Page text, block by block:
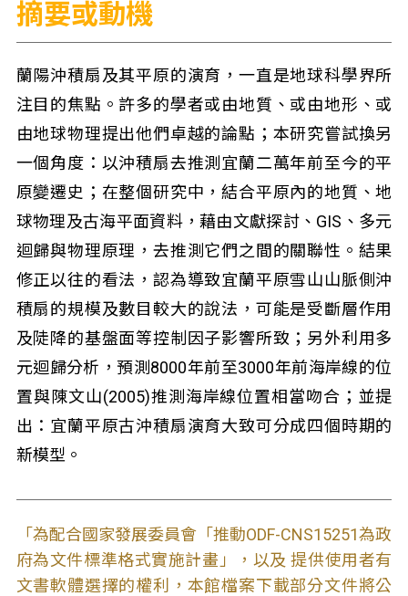
摘要或動機
蘭陽沖積扇及其平原的演育，一直是地球科學界所
注目的焦點。許多的學者或由地質、或由地形、或
由地球物理提出他們卓越的論點；本研究嘗試換另
一個角度：以沖積扇去推測宜蘭二萬年前至今的平
原變遷史；在整個研究中，結合平原內的地質、地
球物理及古海平面資料，藉由文獻探討、GIS、多元
迴歸與物理原理，去推測它們之間的關聯性。結果
修正以往的看法，認為導致宜蘭平原雪山山脈側沖
積扇的規模及數目較大的說法，可能是受斷層作用
及陡降的基盤面等控制因子影響所致；另外利用多
元迴歸分析，預測8000年前至3000年前海岸線的位
置與陳文山(2005)推測海岸線位置相當吻合；並提
出：宜蘭平原古沖積扇演育大致可分成四個時期的
新模型。
「為配合國家發展委員會「推動ODF-CNS15251為政
府為文件標準格式實施計畫」，以及 提供使用者有
文書軟體選擇的權利，本館檔案下載部分文件將公